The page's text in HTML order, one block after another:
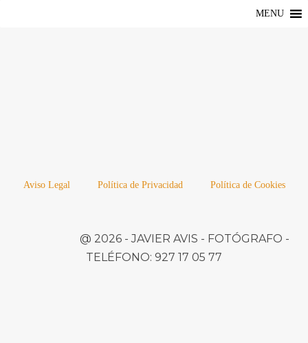
MENU
Aviso Legal Política de Privacidad Política de Cookies
@ 2026 -JAVIER AVIS - FOTÓGRAFO -
TELÉFONO: 927 17 05 77